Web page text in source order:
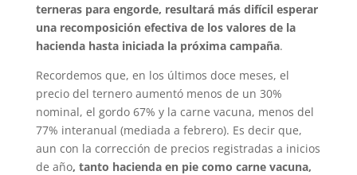
terneras para engorde, resultará más difícil esperar
una recomposición efectiva de los valores de la
hacienda hasta iniciada la próxima campaña.
Recordemos que, en los últimos doce meses, el
precio del ternero aumentó menos de un 30%
nominal, el gordo 67% y la carne vacuna, menos del
77% interanual (mediada a febrero). Es decir que,
aun con la corrección de precios registradas a inicios
de año, tanto hacienda en pie como carne vacuna,